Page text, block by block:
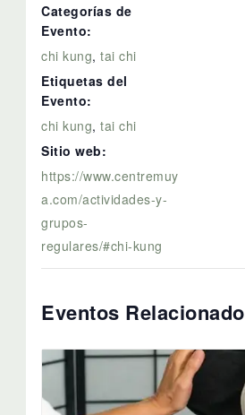
Categorías de
Evento:
chi kung,tai chi
Etiquetas del
Evento:
chi kung,tai chi
Sitio web:
https://www.centremuy
a.com/actividades-y-
grupos-
regulares/#chi-kung
Eventos